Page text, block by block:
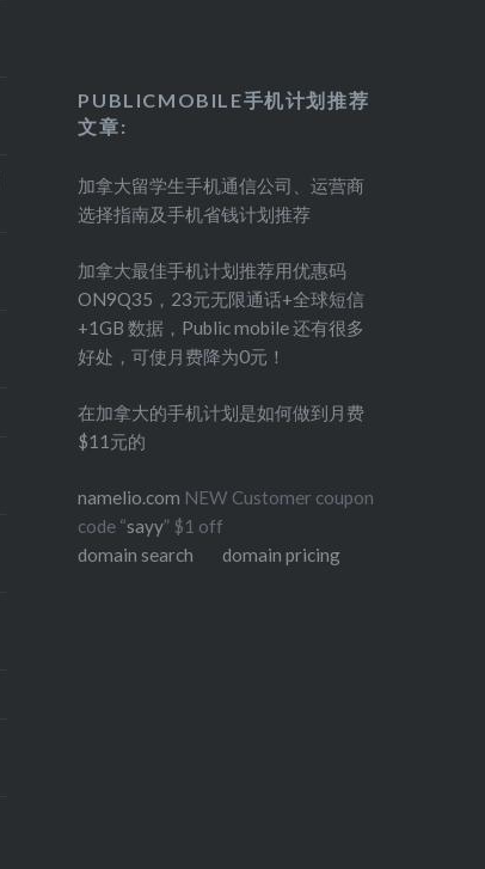
PUBLICMOBILE手机计划推荐
文章:
加拿大留学生手机通信公司、运营商
选择指南及手机省钱计划推荐
加拿大最佳手机计划推荐用优惠码
ON9Q35，23元无限通话+全球短信
+1GB 数据，Public mobile 还有很多
好处，可使月费降为0元！
在加拿大的手机计划是如何做到月费
$11元的
namelio.com NEW Customer coupon
code “sayy” $1 off
domain search
domain pricing